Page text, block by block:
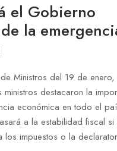
el Gobierno
la
Ministros del 19 de
ministros destacaron la
económica en todo el
a la estabilidad fiscal si
los impuestos o la